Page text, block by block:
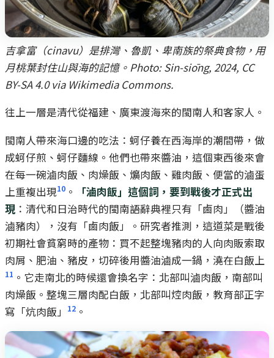
吉拿富（cinavu）是排灣、魯凱、卑南族的祭典食物，用
月桃葉封住山與海的記憶。Photo: Sin-siōng, 2024, CC
BY-SA 4.0 via Wikimedia Commons.
往上一層是清代從福建、廣東渡海來的閩南人和客家人。
閩南人帶來海口邊的吃法：蚵仔養在西海岸的潮間帶，做
成蚵仔煎、蚵仔麵線。他們也帶來醬油，這個東西後來會
在每一碗滷肉飯、肉燥飯、爌肉飯、雞肉飯、便當的滷蛋
上重複出現10 。
「滷肉飯」這個詞，要到戰後才正式出
現 ：清代和日治時代的閩南語辭典裡只有「鹵肉」（醬油
滷豬肉），沒有「鹵肉飯」。研究者推測，這道菜是戰後
初期社會貧窮時的產物：買不起整塊豬肉的人向肉販索取
肉屑、肥油、豬皮，切碎後用醬油滷成一鍋，澆在白飯上
11 。它走南北的時候還會換名字：北部叫滷肉飯，南部叫
肉燥飯。整塊三層肉配白飯，北部叫焢肉飯，教育部正字
寫「炕肉飯」
12 。